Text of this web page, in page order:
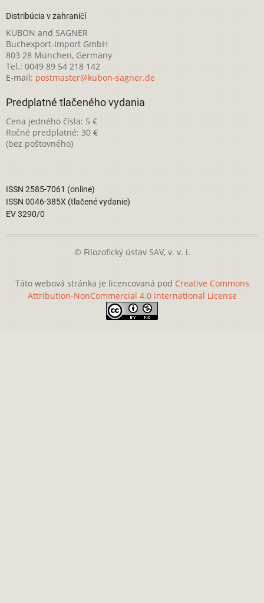
Distribúcia v zahraničí
KUBON and SAGNER
Buchexport-Import GmbH
803 28 München, Germany
Tel.: 0049 89 54 218 142
E-mail: postmaster@kubon-sagner.de
Predplatné tlačeného vydania
Cena jedného čísla: 5 €
Ročné predplatné: 30 €
(bez poštovného)
ISSN 2585-7061 (online)
ISSN 0046-385X (tlačené vydanie)
EV 3290/0
© Filozofický ústav SAV, v. v. i.
Táto webová stránka je licencovaná pod Creative Commons
Attribution-NonCommercial 4.0 International License